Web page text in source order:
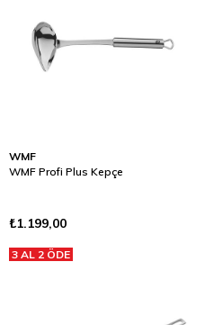
WMF
WMF Profi Plus Kepçe
₺1.199,00
3 AL 2 ÖDE